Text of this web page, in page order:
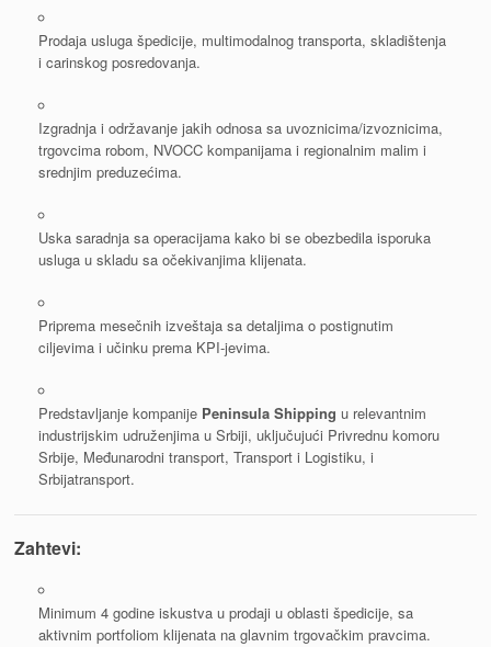
Prodaja usluga špedicije, multimodalnog transporta, skladištenja
i carinskog posredovanja.
Izgradnja i održavanje jakih odnosa sa uvoznicima/izvoznicima,
trgovcima robom, NVOCC kompanijama i regionalnim malim i
srednjim preduzećima.
Uska saradnja sa operacijama kako bi se obezbedila isporuka
usluga u skladu sa očekivanjima klijenata.
Priprema mesečnih izveštaja sa detaljima o postignutim
ciljevima i učinku prema KPI-jevima.
Predstavljanje kompanije Peninsula Shipping u relevantnim
industrijskim udruženjima u Srbiji, uključujući Privrednu komoru
Srbije, Međunarodni transport, Transport i Logistiku, i
Srbijatransport.
Zahtevi:
Minimum 4 godine iskustva u prodaji u oblasti špedicije, sa
aktivnim portfoliom klijenata na glavnim trgovačkim pravcima.